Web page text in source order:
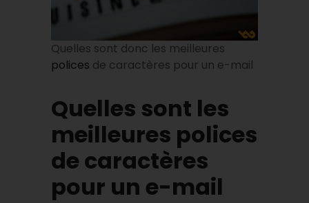
Quelles sont donc les meilleures
polices de caractères pour un e-mail
Quelles sont les
meilleures polices
de caractères
pour un e-mail